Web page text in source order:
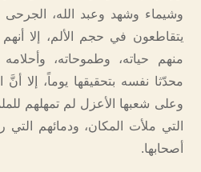
وشيماء وشهد وعبد الله، الجرحى
يتقاطعون في حجم الألم، إلا
منهم حياته، وطموحاته،
محدّثا نفسه بتحقيقها يوماً، إلا
وعلى شعبها الأعزل لم تمهلهم
التي ملأت المكان، ودمائهم
أصحابها.